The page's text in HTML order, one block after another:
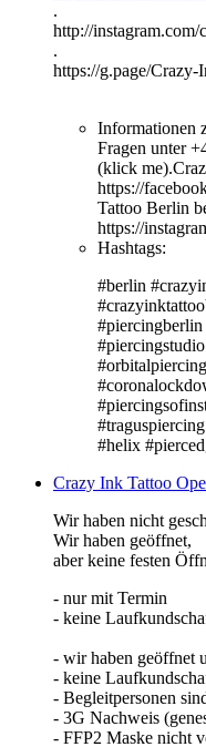
.
http://
.
https://g.page/
Informationen
Fragen unter
(klick
https://
Tattoo Berlin
https://
Hashtags:
#berlin
#helix
Crazy Ink Tattoo
Wir haben nicht
Wir haben geöffnet,
aber keine festen
- nur mit Termin
- keine
- wir haben geöffnet
- keine
- Begleitpersonen
- 3G Nachweis
- FFP2 Maske nicht